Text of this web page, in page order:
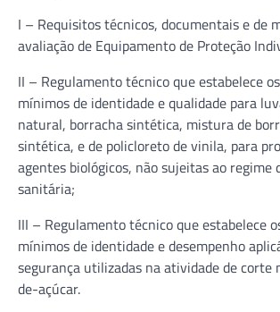
I – Requisitos técnicos, documentais e de
avaliação de Equipamento de Proteção
II – Regulamento técnico que estabelece
mínimos de identidade e qualidade para
natural, borracha sintética, mistura de
sintética, e de policloreto de vinila, para
agentes biológicos, não sujeitas ao regime
sanitária;
III – Regulamento técnico que estabelece
mínimos de identidade e desempenho
segurança utilizadas na atividade de corte
de-açúcar.